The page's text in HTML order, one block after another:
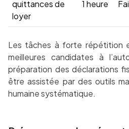
quittances de
loyer
1 heure
Les tâches à forte répétition
meilleures candidates à
préparation des déclarations
être assistée par des outils
humaine systématique.